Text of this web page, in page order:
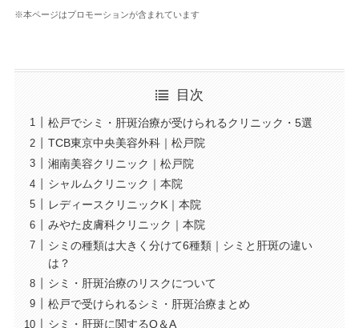
※本ページはプロモーションが含まれています
目次
松戸でシミ・肝斑治療が受けられるクリニック・5選
TCB東京中央美容外科｜松戸院
湘南美容クリニック｜松戸院
シャルムクリニック｜本院
レディースクリニックK｜本院
みやた皮膚科クリニック｜本院
シミの種類は大きく分けて6種類｜シミと肝斑の違い
は？
シミ・肝斑治療のリスクについて
松戸で受けられるシミ・肝斑治療まとめ
シミ・肝斑に関するQ＆A